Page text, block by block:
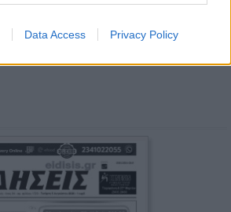
Data Access Privacy Policy